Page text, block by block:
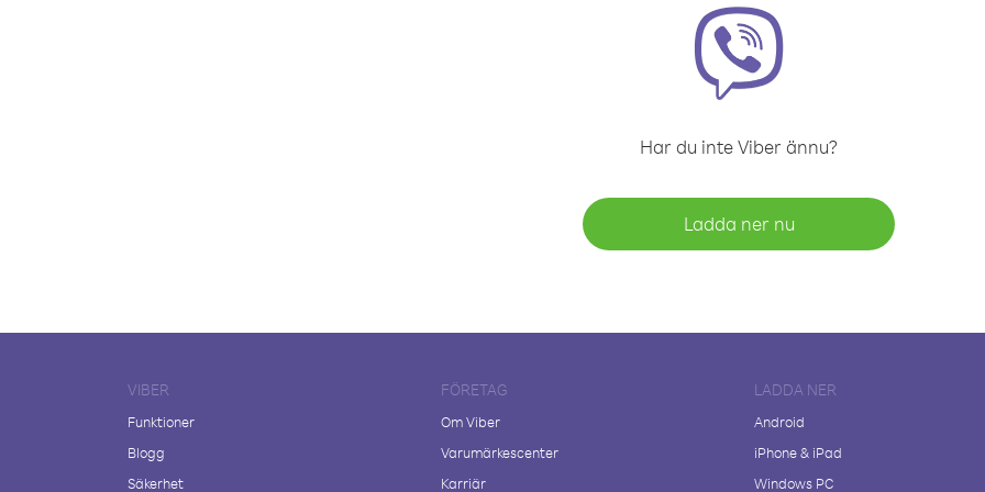
Har du inte Viber ännu?
Ladda ner nu
VIBER
Funktioner
Blogg
Säkerhet
FÖRETAG
Om Viber
Varumärkescenter
Karriär
LADDA NER
Android
iPhone & iPad
Windows PC